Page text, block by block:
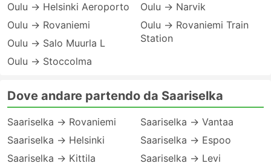
Oulu → Helsinki Aeroporto
Oulu → Rovaniemi
Oulu → Salo Muurla L
Oulu → Stoccolma
Oulu → Narvik
Oulu → Rovaniemi Train
Station
Dove andare partendo da Saariselka
Saariselka → Rovaniemi
Saariselka → Helsinki
Saariselka → Kittila
Saariselka → Vantaa
Saariselka → Espoo
Saariselka → Levi